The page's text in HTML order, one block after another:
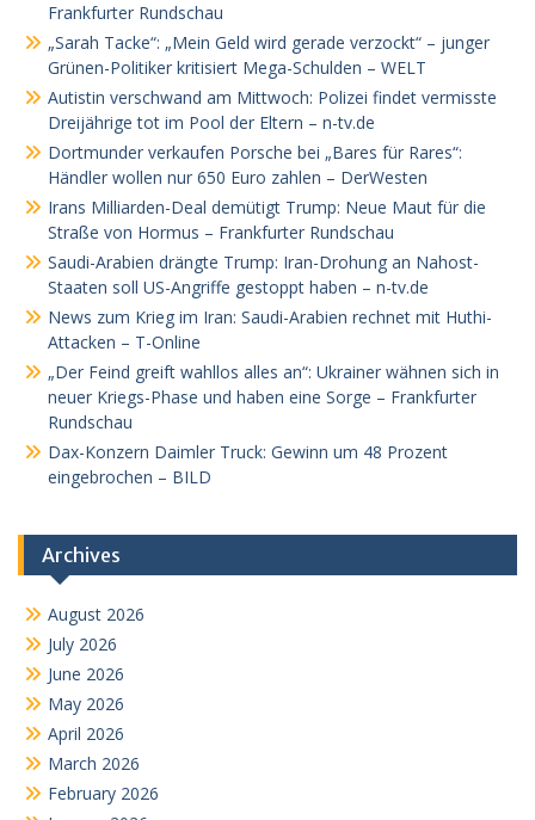
Frankfurter Rundschau
„Sarah Tacke“: „Mein Geld wird gerade verzockt“ – junger
Grünen-Politiker kritisiert Mega-Schulden – WELT
Autistin verschwand am Mittwoch: Polizei findet vermisste
Dreijährige tot im Pool der Eltern – n-tv.de
Dortmunder verkaufen Porsche bei „Bares für Rares“:
Händler wollen nur 650 Euro zahlen – DerWesten
Irans Milliarden-Deal demütigt Trump: Neue Maut für die
Straße von Hormus – Frankfurter Rundschau
Saudi-Arabien drängte Trump: Iran-Drohung an Nahost-
Staaten soll US-Angriffe gestoppt haben – n-tv.de
News zum Krieg im Iran: Saudi-Arabien rechnet mit Huthi-
Attacken – T-Online
„Der Feind greift wahllos alles an“: Ukrainer wähnen sich in
neuer Kriegs-Phase und haben eine Sorge – Frankfurter
Rundschau
Dax-Konzern Daimler Truck: Gewinn um 48 Prozent
eingebrochen – BILD
Archives
August 2026
July 2026
June 2026
May 2026
April 2026
March 2026
February 2026